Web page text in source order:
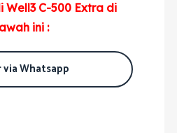
Well3 C-500 Extra di
ini :
Whatsapp